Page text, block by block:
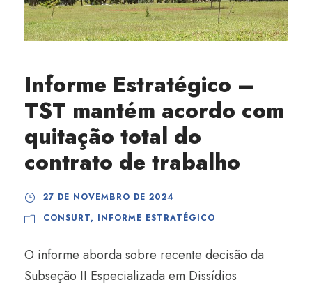
Informe Estratégico –
TST mantém acordo com
quitação total do
contrato de trabalho
27 DE NOVEMBRO DE 2024
CONSURT, INFORME ESTRATÉGICO
O informe aborda sobre recente decisão da
Subseção II Especializada em Dissídios